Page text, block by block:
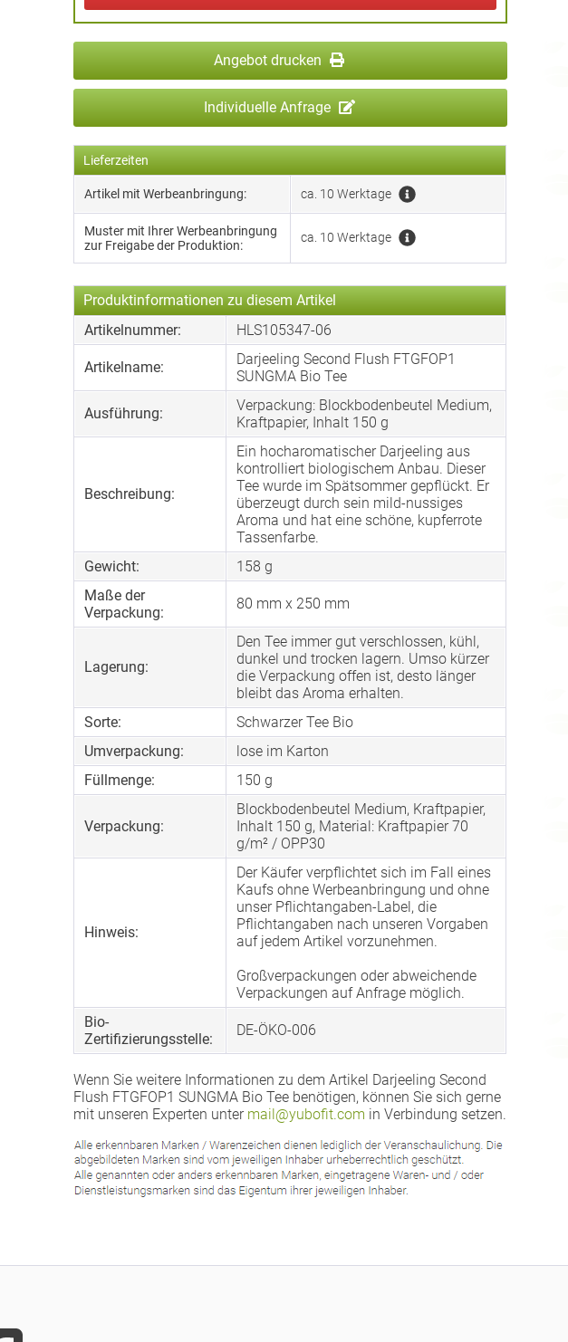
Angebot drucken
Individuelle Anfrage
Lieferzeiten
Artikel mit Werbeanbringung: ca. 10 Werktage
Muster mit Ihrer Werbeanbringung
zur Freigabe der Produktion:
ca. 10 Werktage
Produktinformationen zu diesem Artikel
Artikelnummer:
HLS105347-06
Artikelname:
Darjeeling Second Flush FTGFOP1
SUNGMA Bio Tee
Ausführung:
Verpackung: Blockbodenbeutel Medium,
Kraftpapier, Inhalt 150 g
Beschreibung:
Ein hocharomatischer Darjeeling aus
kontrolliert biologischem Anbau. Dieser
Tee wurde im Spätsommer gepflückt. Er
überzeugt durch sein mild-nussiges
Aroma und hat eine schöne, kupferrote
Tassenfarbe.
Gewicht:
158 g
Maße der
Verpackung:
80 mm x 250 mm
Lagerung:
Den Tee immer gut verschlossen, kühl,
dunkel und trocken lagern. Umso kürzer
die Verpackung offen ist, desto länger
bleibt das Aroma erhalten.
Sorte:
Schwarzer Tee Bio
Umverpackung:
lose im Karton
Füllmenge:
150 g
Verpackung:
Blockbodenbeutel Medium, Kraftpapier,
Inhalt 150 g, Material: Kraftpapier 70
g/m² / OPP30
Hinweis:
Der Käufer verpflichtet sich im Fall eines
Kaufs ohne Werbeanbringung und ohne
unser Pflichtangaben-Label, die
Pflichtangaben nach unseren Vorgaben
auf jedem Artikel vorzunehmen.
Großverpackungen oder abweichende
Verpackungen auf Anfrage möglich.
Bio-
Zertifizierungsstelle:
DE-ÖKO-006
Wenn Sie weitere Informationen zu dem Artikel Darjeeling Second
Flush FTGFOP1 SUNGMA Bio Tee benötigen, können Sie sich gerne
mit unseren Experten unter mail@yubofit.com in Verbindung setzen.